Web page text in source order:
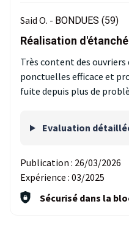
Said O. - BONDUES (59)
Réalisation
Très content des
ponctuelles efficace et
fuite depuis plus de
Evaluation
Publication : 26/03/2026
Expérience : 03/2025
Sécurisé dans la